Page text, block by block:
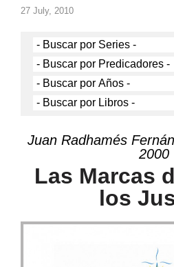
27 July, 2010
Juan Radhamés
2000
Las Marcas
los